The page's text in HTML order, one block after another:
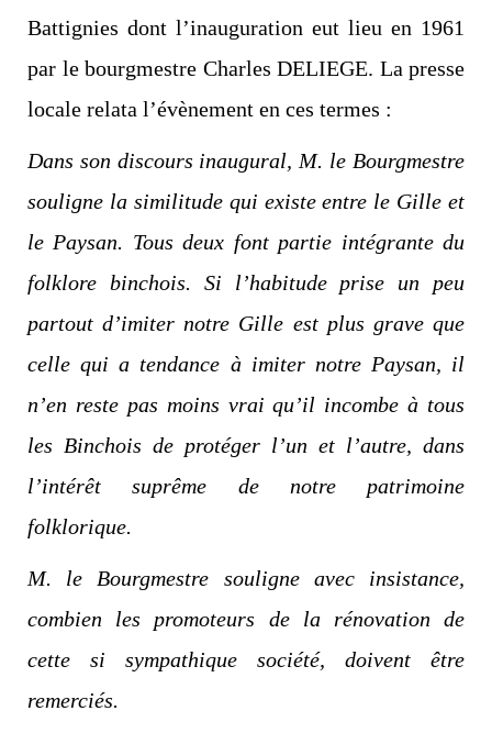
Battignies dont l’inauguration eut lieu en 1961
par le bourgmestre Charles DELIEGE. La presse
locale relata l’évènement en ces termes :
Dans son discours inaugural, M. le Bourgmestre
souligne la similitude qui existe entre le Gille et
le Paysan. Tous deux font partie intégrante du
folklore binchois. Si l’habitude prise un peu
partout d’imiter notre Gille est plus grave que
celle qui a tendance à imiter notre Paysan, il
n’en reste pas moins vrai qu’il incombe à tous
les Binchois de protéger l’un et l’autre, dans
l’intérêt suprême de notre patrimoine
folklorique.
M. le Bourgmestre souligne avec insistance,
combien les promoteurs de la rénovation de
cette si sympathique société, doivent être
remerciés.